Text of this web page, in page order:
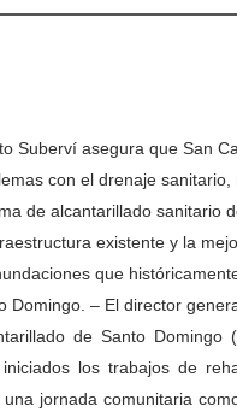
Suberví asegura que San
con el drenaje
de alcantarillado sanitario
existente y la
que
Domingo. – El director
de Santo Domingo
los trabajos de
jornada comunitaria